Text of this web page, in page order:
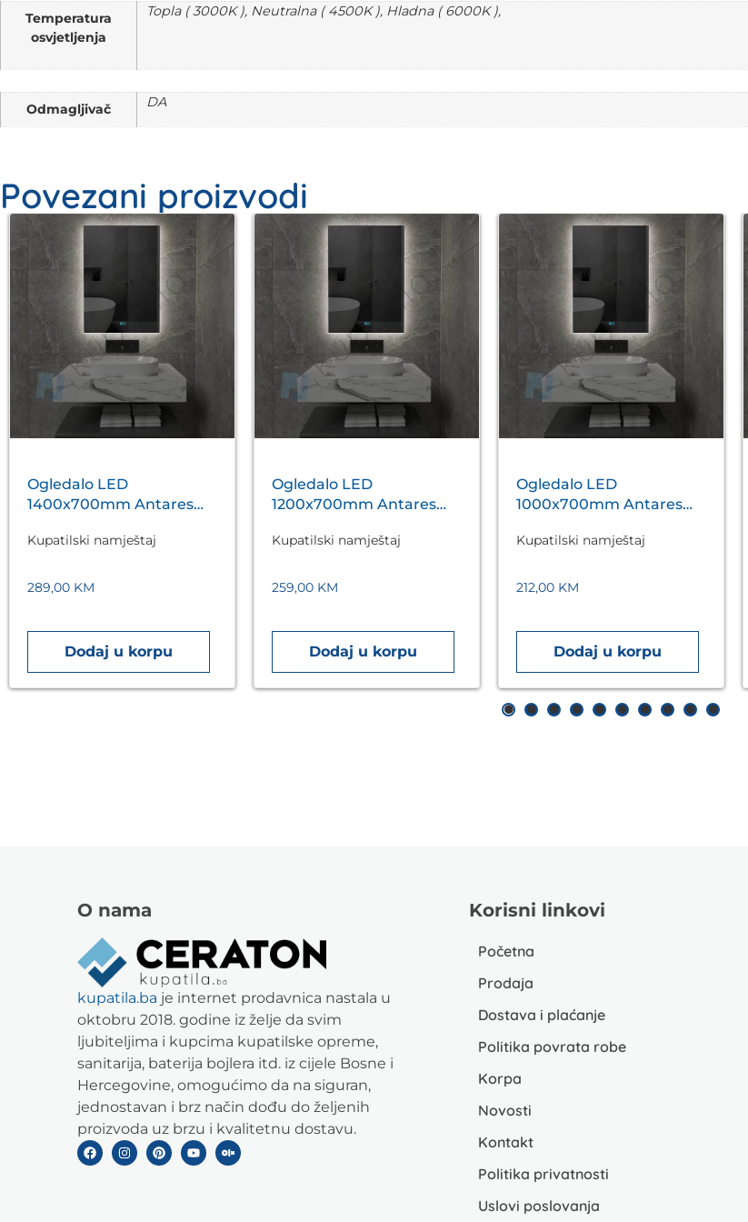
Temperatura
osvjetljenja
Topla ( 3000K ), Neutralna ( 4500K ), Hladna ( 6000K ),
Odmagljivač DA
Povezani proizvodi
Ogledalo LED
1400x700mm Antares
Kupatilski namještaj
289,00 KM
Dodaj u korpu
Ogledalo LED
1200x700mm Antares
Kupatilski namještaj
259,00 KM
Dodaj u korpu
Ogledalo LED
1000x700mm Antares
Kupatilski namještaj
212,00 KM
Dodaj u korpu
O nama
kupatila.ba je internet prodavnica nastala u
oktobru 2018. godine iz želje da svim
ljubiteljima i kupcima kupatilske opreme,
sanitarija, baterija bojlera itd. iz cijele Bosne i
Hercegovine, omogućimo da na siguran,
jednostavan i brz način dođu do željenih
proizvoda uz brzu i kvalitetnu dostavu.
Korisni linkovi
Početna
Prodaja
Dostava i plaćanje
Politika povrata robe
Korpa
Novosti
Kontakt
Politika privatnosti
Uslovi poslovanja